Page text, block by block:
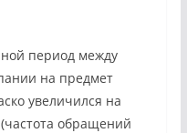
период между
на предмет
увеличился на
(частота обращений